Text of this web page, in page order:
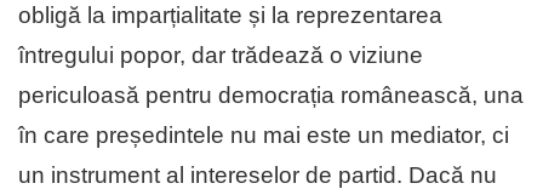
obligă la imparțialitate și la reprezentarea
întregului popor, dar trădează o viziune
periculoasă pentru democrația românească, una
în care președintele nu mai este un mediator, ci
un instrument al intereselor de partid. Dacă nu